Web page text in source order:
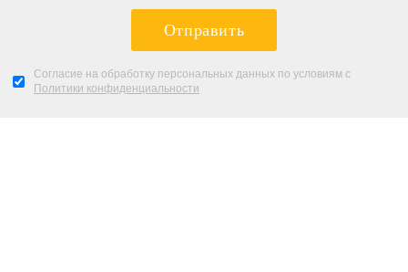
Отправить
Согласие на обработку персональных данных по условиям с
Политики конфиденциальности